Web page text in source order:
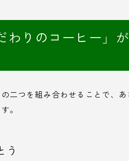
わりのコーヒー」
二つを組み合わせることで、
。
う